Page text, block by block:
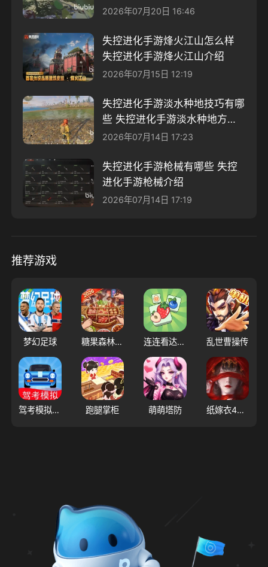
2026年07月20日 16:46
失控进化手游烽火江山怎么样
失控进化手游烽火江山介绍
2026年07月15日 12:19
失控进化手游淡水种地技巧有哪
些 失控进化手游淡水种地方案
分享
2026年07月14日 17:23
失控进化手游枪械有哪些 失控
进化手游枪械介绍
2026年07月14日 17:19
推荐游戏
梦幻足球 糖果森林逃脱 连连看达人全民消一消 乱世曹操传
驾考模拟：老司机之路 跑腿掌柜 萌萌塔防 纸嫁衣4红丝缠